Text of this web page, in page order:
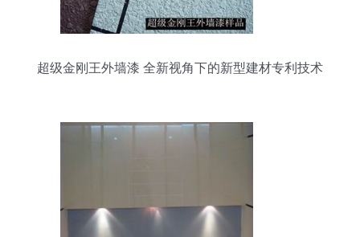
超级金刚王外墙漆 全新视角下的新型建材专利技术